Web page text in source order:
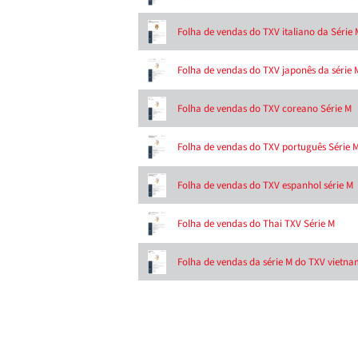
Folha de vendas do TXV italiano da Série
Folha de vendas do TXV japonês da série
Folha de vendas do TXV coreano Série M
Folha de vendas do TXV português Série
Folha de vendas do TXV espanhol série M
Folha de vendas do Thai TXV Série M
Folha de vendas da série M do TXV